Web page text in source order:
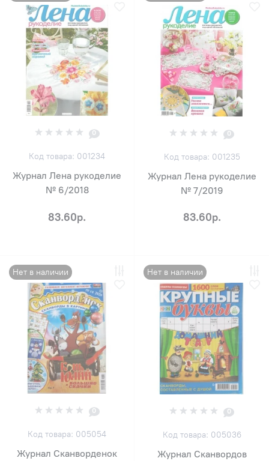
0
Код товара: 001234
Журнал Лена рукоделие
№ 6/2018
83.60р.
0
Код товара: 001235
Журнал Лена рукоделие
№ 7/2019
83.60р.
Нет в наличии
0
Код товара: 005054
Журнал Сканворденок
Нет в наличии
0
Код товара: 005036
Журнал Сканвордов